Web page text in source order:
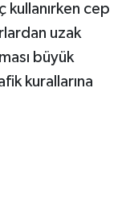
kullanırken cep
uzak
büyük
kurallarına